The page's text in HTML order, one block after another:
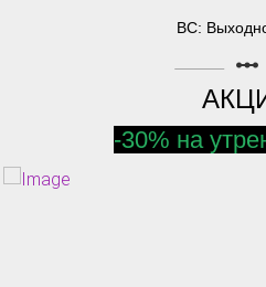
ВС:
linear_scale
-30% на